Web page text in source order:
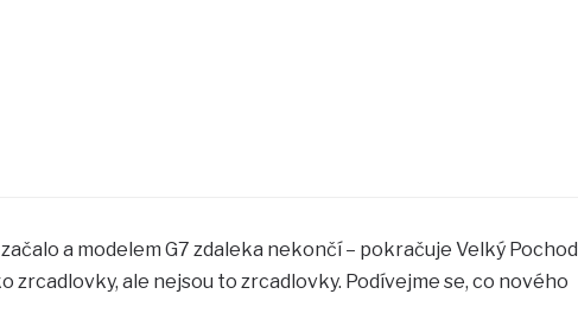
a modelem G7 zdaleka nekončí – pokračuje Velký Pochod
zrcadlovky, ale nejsou to zrcadlovky. Podívejme se, co nového